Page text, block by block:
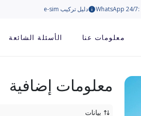
WhatsApp 24/ دليل تركيب e-sim
معلومات عنا الأسئلة الشائعة
معلومات إضافية
بيانات